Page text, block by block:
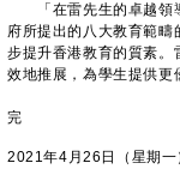
「在雷先生的卓越領導
府所提出的八大教育範
步提升香港教育的質素。
效地推展，為學生提供更
完
2021年4月26日（星期一